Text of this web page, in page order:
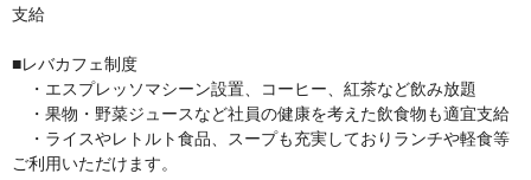
支給
■レバカフェ制度
・エスプレッソマシーン設置、コーヒー、紅茶など飲み放題
・果物・野菜ジュースなど社員の健康を考えた飲食物も適宜支給
・ライスやレトルト食品、スープも充実しておりランチや軽食等
ご利用いただけます。